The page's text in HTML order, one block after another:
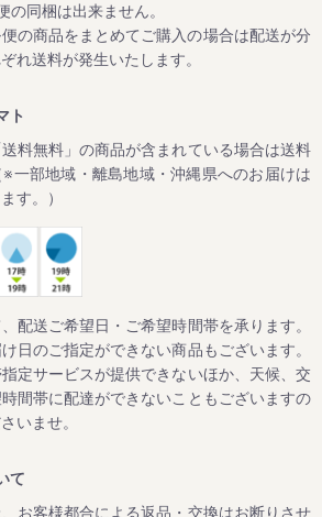
「THE梅干ししょっぱMAX」の販売開
超しょっぱい梅干し「THE梅干ししょ
ンショップでも販売致します。
なりますので、外作業やスポーツ時の
題に。
ぱいけど病みつきになると、リピータ
てる梅企画です。
タート。
がお得にお買い求めいただけます。
ーン期間中にお買上げいただいたお客
の同梱は出来ません。
の商品をまとめてご購入の場合は配送が分
れ送料が発生いたします。
ト
料無料」の商品が含まれている場合は送料
一部地域・離島地域・沖縄県へのお届けは
す。）
配送ご希望日・ご希望時間帯を承ります。
日のご指定ができない商品もございます。
定サービスが提供できないほか、天候、交
間帯に配達ができないこともございますの
いませ。
て
お客様都合による返品・交換はお断りさせ